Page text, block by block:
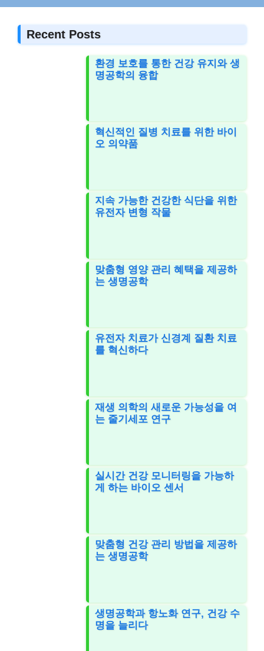
Recent Posts
환경 보호를 통한 건강 유지와 생
명공학의 융합
혁신적인 질병 치료를 위한 바이
오 의약품
지속 가능한 건강한 식단을 위한
유전자 변형 작물
맞춤형 영양 관리 혜택을 제공하
는 생명공학
유전자 치료가 신경계 질환 치료
를 혁신하다
재생 의학의 새로운 가능성을 여
는 줄기세포 연구
실시간 건강 모니터링을 가능하
게 하는 바이오 센서
맞춤형 건강 관리 방법을 제공하
는 생명공학
생명공학과 항노화 연구, 건강 수
명을 늘리다